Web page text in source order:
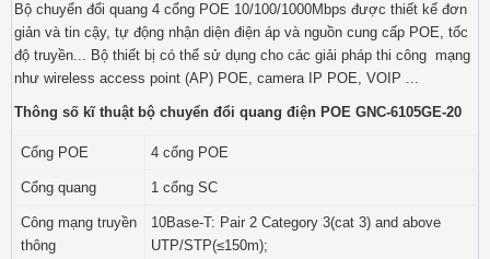
Bộ chuyển đổi quang 4 cổng POE 10/100/1000Mbps được thiết kế đơn
giản và tin cậy, tự động nhận diện điện áp và nguồn cung cấp POE, tốc
độ truyền... Bộ thiết bị có thể sử dụng cho các giải pháp thi công mạng
như wireless access point (AP) POE, camera IP POE, VOIP ...
Thông số kĩ thuật bộ chuyển đổi quang điện POE GNC-6105GE-20
Cổng POE 4 cổng POE
Cổng quang 1 cổng SC
Công mạng truyền
thông
10Base-T: Pair 2 Category 3(cat 3) and above
UTP/STP(≤150m);